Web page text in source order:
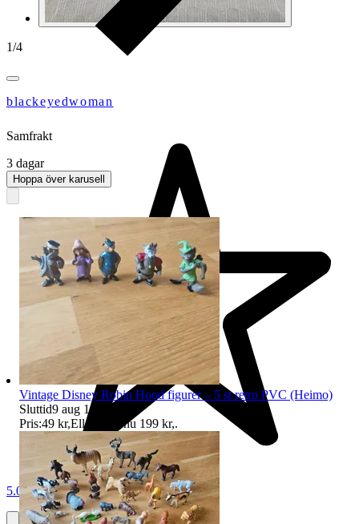
1/4
blackeyedwoman
5.0
Samfrakt
3 dagar
Hoppa över karusell
Vintage Disney Robin Hood figurer – 5 st retro PVC (Heimo)
Sluttid9 aug 14:51
Pris:49 kr,Eller Köp nu 199 kr,.